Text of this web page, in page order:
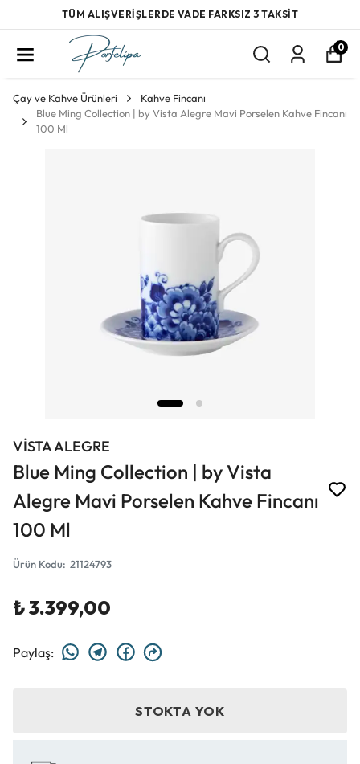
TÜM ALIŞVERİŞLERDE VADE FARKSIZ 3 TAKSİT
0
Çay ve Kahve Ürünleri
Kahve Fincanı
Blue Ming Collection | by Vista Alegre Mavi Porselen Kahve Fincanı
100 Ml
VİSTA ALEGRE
Blue Ming Collection | by Vista
Alegre Mavi Porselen Kahve Fincanı
100 Ml
Ürün Kodu: 21124793
₺ 3.399,00
Paylaş:
STOKTA YOK